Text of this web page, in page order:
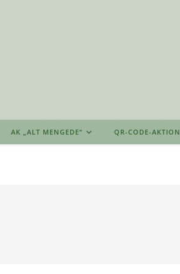
AK „ALT MENGEDE“ QR-CODE-AKTION